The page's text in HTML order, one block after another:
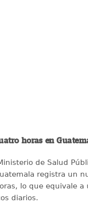
horas en
de Salud
registra un
lo que equivale a
diarios.